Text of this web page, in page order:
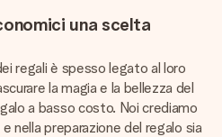
una scelta
regali è spesso legato al loro
la magia e la bellezza del
a basso costo. Noi crediamo
nella preparazione del regalo sia